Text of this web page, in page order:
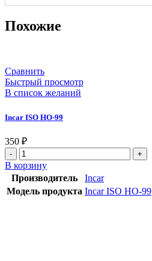
Похожие
Сравнить
Быстрый просмотр
В список желаний
Incar ISO HO-99
350 ₽
В корзину
Производитель
Incar
Модель продукта Incar ISO HO-99